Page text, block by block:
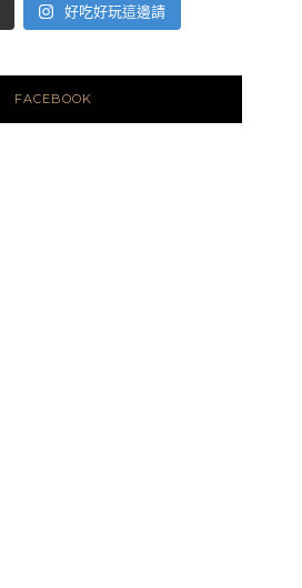
好吃好玩這邊請
FACEBOOK